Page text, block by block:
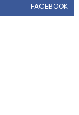
FACEBOOK